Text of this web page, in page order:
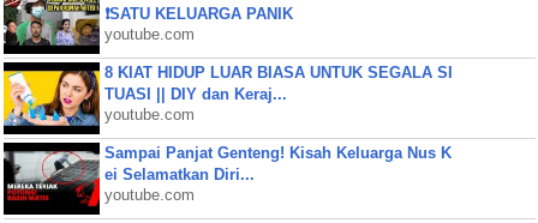
❗SATU KELUARGA PANIK
youtube.com
8 KIAT HIDUP LUAR BIASA UNTUK SEGALA SI
TUASI || DIY dan Keraj...
youtube.com
Sampai Panjat Genteng! Kisah Keluarga Nus K
ei Selamatkan Diri...
youtube.com